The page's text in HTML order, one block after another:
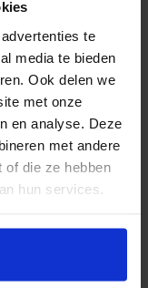
te
media te bieden
Ook delen we
met onze
en analyse. Deze
met andere
of die ze hebben
hun services.